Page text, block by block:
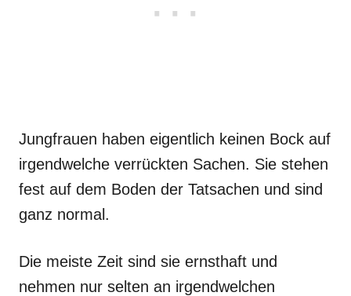
Jungfrauen haben eigentlich keinen Bock auf
irgendwelche verrückten Sachen. Sie stehen
fest auf dem Boden der Tatsachen und sind
ganz normal.
Die meiste Zeit sind sie ernsthaft und
nehmen nur selten an irgendwelchen